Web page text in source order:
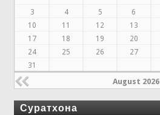
3
4 5 6
10
11 12 13
17
18 19 20
24
25 26 27
31
August 2026
Суратхона